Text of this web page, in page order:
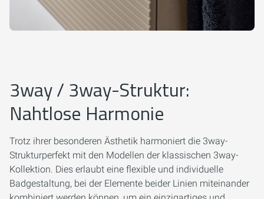
3way / 3way-Struktur:
Nahtlose Harmonie
Trotz ihrer besonderen Ästhetik harmoniert die 3way-
Strukturperfekt mit den Modellen der klassischen 3way-
Kollektion. Dies erlaubt eine flexible und individuelle
Badgestaltung, bei der Elemente beider Linien miteinander